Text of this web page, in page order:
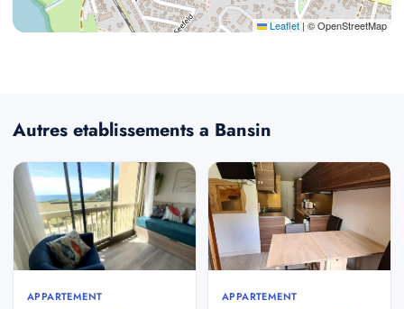
Leaflet |© OpenStreetMap
Autres etablissements a Bansin
APPARTEMENT APPARTEMENT